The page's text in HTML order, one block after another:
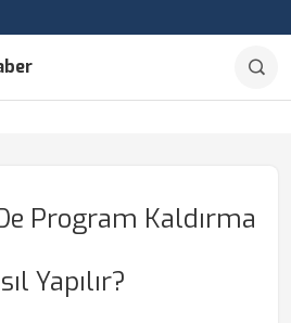
Program Kaldırma
Yapılır?